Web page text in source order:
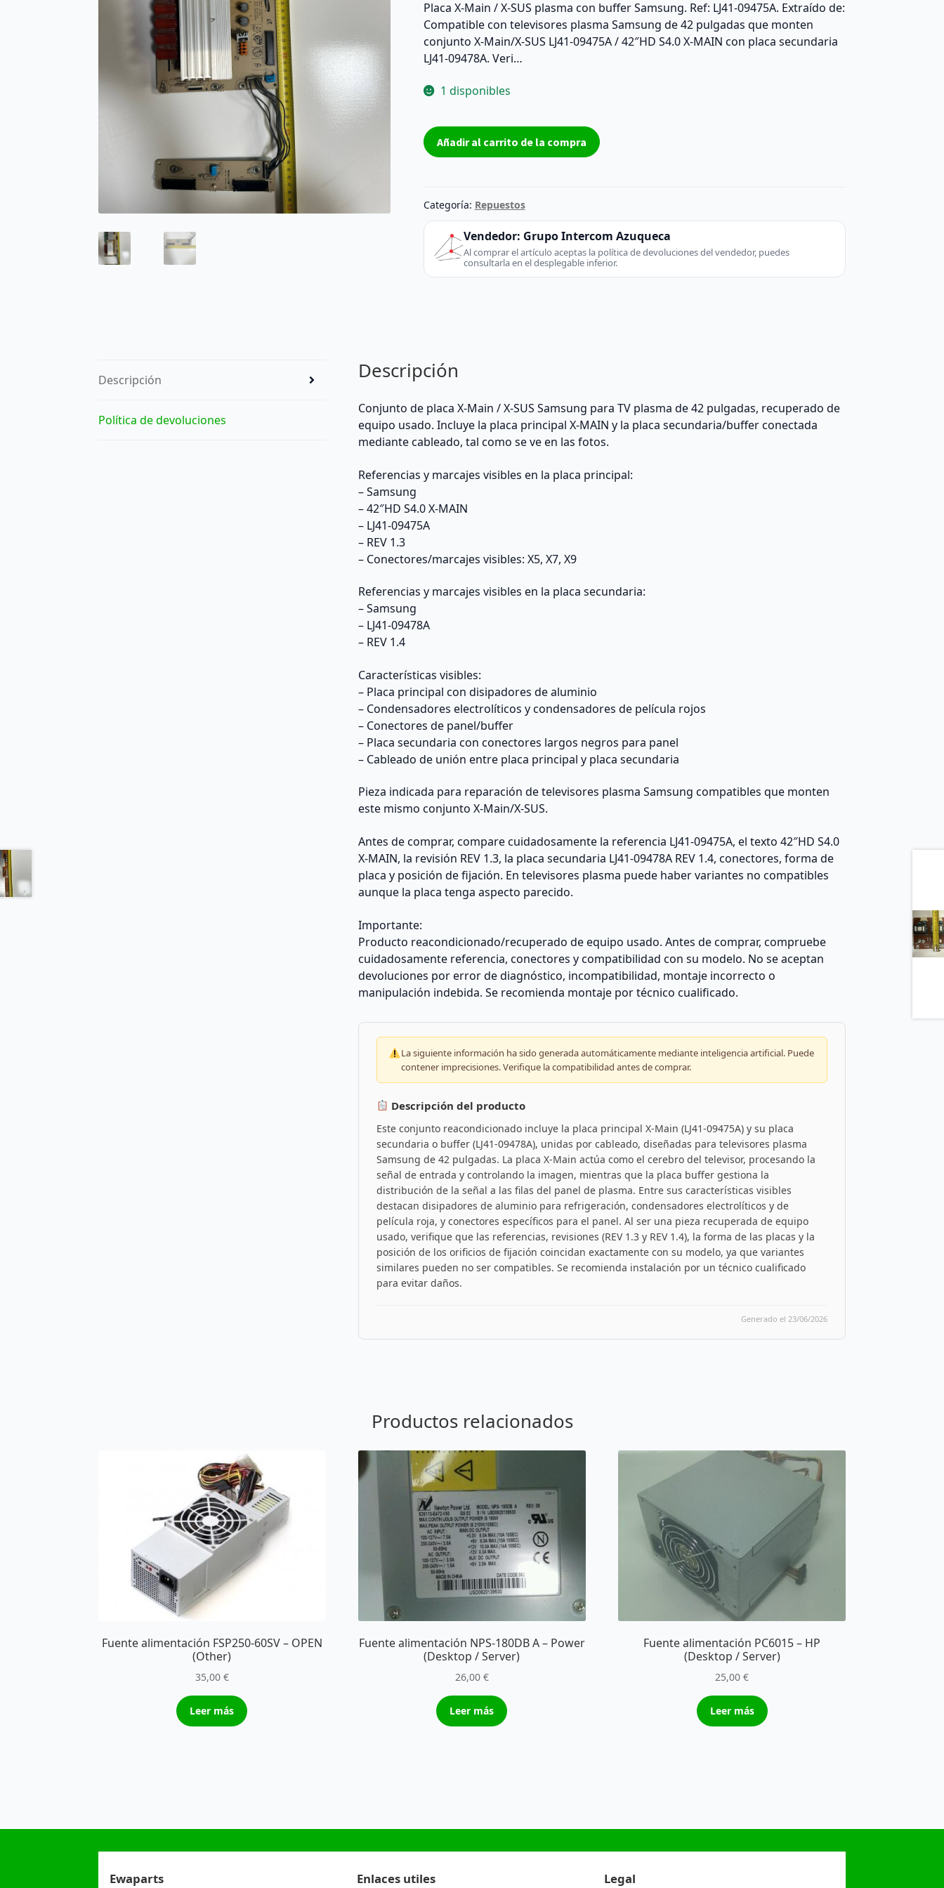
Placa X-Main / X-SUS plasma con buffer Samsung. Ref: LJ41-09475A. Extraído de:
Compatible con televisores plasma Samsung de 42 pulgadas que monten
conjunto X-Main/X-SUS LJ41-09475A / 42″HD S4.0 X-MAIN con placa secundaria
LJ41-09478A. Veri…
1 disponibles
Placa
X-
LJ41-
09475A
buffer
LJ41-
Añadir al carrito de la compra
Categoría: Repuestos
Vendedor: Grupo Intercom Azuqueca
Al comprar el artículo aceptas la política de devoluciones del vendedor, puedes
consultarla en el desplegable inferior.
Descripción
Política de devoluciones
Descripción
Conjunto de placa X-Main / X-SUS Samsung para TV plasma de 42 pulgadas, recuperado de
equipo usado. Incluye la placa principal X-MAIN y la placa secundaria/buffer conectada
mediante cableado, tal como se ve en las fotos.
Referencias y marcajes visibles en la placa principal:
– Samsung
– 42″HD S4.0 X-MAIN
– LJ41-09475A
– REV 1.3
– Conectores/marcajes visibles: X5, X7, X9
Referencias y marcajes visibles en la placa secundaria:
– Samsung
– LJ41-09478A
– REV 1.4
Características visibles:
– Placa principal con disipadores de aluminio
– Condensadores electrolíticos y condensadores de película rojos
– Conectores de panel/buffer
– Placa secundaria con conectores largos negros para panel
– Cableado de unión entre placa principal y placa secundaria
Pieza indicada para reparación de televisores plasma Samsung compatibles que monten
este mismo conjunto X-Main/X-SUS.
Antes de comprar, compare cuidadosamente la referencia LJ41-09475A, el texto 42″HD S4.0
X-MAIN, la revisión REV 1.3, la placa secundaria LJ41-09478A REV 1.4, conectores, forma de
placa y posición de fijación. En televisores plasma puede haber variantes no compatibles
aunque la placa tenga aspecto parecido.
Importante:
Producto reacondicionado/recuperado de equipo usado. Antes de comprar, compruebe
cuidadosamente referencia, conectores y compatibilidad con su modelo. No se aceptan
devoluciones por error de diagnóstico, incompatibilidad, montaje incorrecto o
manipulación indebida. Se recomienda montaje por técnico cualificado.
La siguiente información ha sido generada automáticamente mediante inteligencia artificial. Puede
contener imprecisiones. Verifique la compatibilidad antes de comprar.
Descripción del producto
Este conjunto reacondicionado incluye la placa principal X-Main (LJ41-09475A) y su placa
secundaria o buffer (LJ41-09478A), unidas por cableado, diseñadas para televisores plasma
Samsung de 42 pulgadas. La placa X-Main actúa como el cerebro del televisor, procesando la
señal de entrada y controlando la imagen, mientras que la placa buffer gestiona la
distribución de la señal a las filas del panel de plasma. Entre sus características visibles
destacan disipadores de aluminio para refrigeración, condensadores electrolíticos y de
película roja, y conectores específicos para el panel. Al ser una pieza recuperada de equipo
usado, verifique que las referencias, revisiones (REV 1.3 y REV 1.4), la forma de las placas y la
posición de los orificios de fijación coincidan exactamente con su modelo, ya que variantes
similares pueden no ser compatibles. Se recomienda instalación por un técnico cualificado
para evitar daños.
Generado el 23/06/2026
Productos relacionados
Fuente alimentación FSP250-60SV – OPEN
(Other)
35,00 €
Leer más
Fuente alimentación NPS-180DB A – Power
(Desktop / Server)
26,00 €
Leer más
Fuente alimentación PC6015 – HP
(Desktop / Server)
25,00€
Leer más
Ewaparts Enlaces utiles Legal